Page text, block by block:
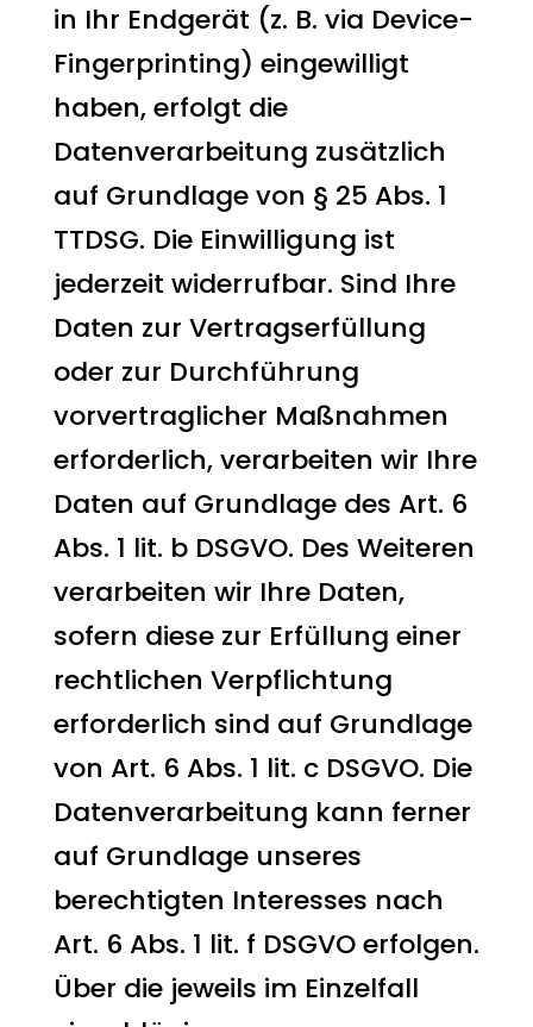
in Ihr Endgerät (z. B. via Device-
Fingerprinting) eingewilligt
haben, erfolgt die
Datenverarbeitung zusätzlich
auf Grundlage von § 25 Abs. 1
TTDSG. Die Einwilligung ist
jederzeit widerrufbar. Sind Ihre
Daten zur Vertragserfüllung
oder zur Durchführung
vorvertraglicher Maßnahmen
erforderlich, verarbeiten wir Ihre
Daten auf Grundlage des Art. 6
Abs. 1 lit. b DSGVO. Des Weiteren
verarbeiten wir Ihre Daten,
sofern diese zur Erfüllung einer
rechtlichen Verpflichtung
erforderlich sind auf Grundlage
von Art. 6 Abs. 1 lit. c DSGVO. Die
Datenverarbeitung kann ferner
auf Grundlage unseres
berechtigten Interesses nach
Art. 6 Abs. 1 lit. f DSGVO erfolgen.
Über die jeweils im Einzelfall